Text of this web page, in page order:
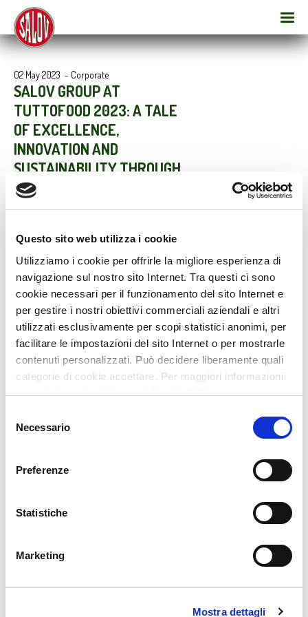
Questo sito web utilizza i cookie
Utilizziamo i cookie per offrirle la migliore esperienza di
navigazione sul nostro sito Internet. Tra questi ci sono
cookie necessari per il funzionamento del sito Internet e
per gestire i nostri obiettivi commerciali aziendali e altri
utilizzati esclusivamente per scopi statistici anonimi, per
facilitare le impostazioni del sito Internet o per mostrarle
contenuti personalizzati. Può decidere liberamente quali
categorie di cookie accettare. Per maggiori informazioni
consulti la nostra Privacy & Cookie Policy
delNecessario
Preferenze
Statistiche
Marketing
Mostra dettagli
02 May 2023 - Corporate
SALOV GROUP AT
TUTTOFOOD 2023: A TALE
OF EXCELLENCE,
INNOVATION AND
SUSTAINABILITY THROUGH
ITS BRANDS SAGRA AND
FILIPPO BERIO